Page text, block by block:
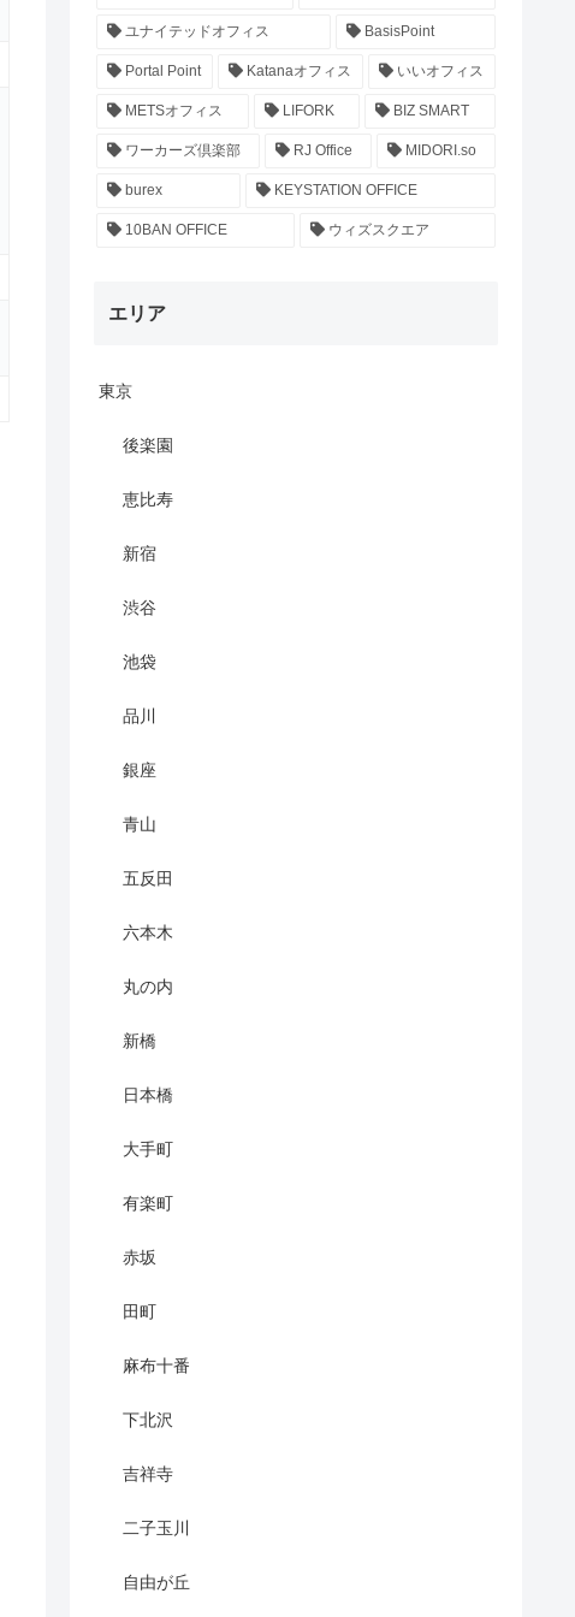
ユナイテッドオフィス BasisPoint
Portal Point Katanaオフィス いいオフィス
METSオフィス LIFORK BIZ SMART
ワーカーズ倶楽部 RJ Office MIDORI.so
burex KEYSTATION OFFICE
10BAN OFFICE ウィズスクエア
エリア
東京
後楽園
恵比寿
新宿
渋谷
池袋
品川
銀座
青山
五反田
六本木
丸の内
新橋
日本橋
大手町
有楽町
赤坂
田町
麻布十番
下北沢
吉祥寺
二子玉川
自由が丘